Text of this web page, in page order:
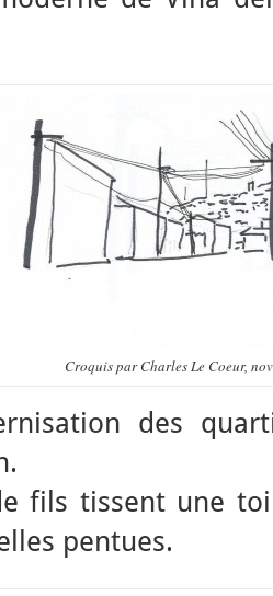
Croquis par Charles Le Coeur,
des
fils tissent une
pentues.